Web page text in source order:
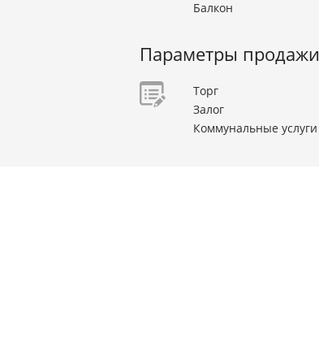
Балкон
Параметры продажи
Торг
Залог
Коммунальные услуги